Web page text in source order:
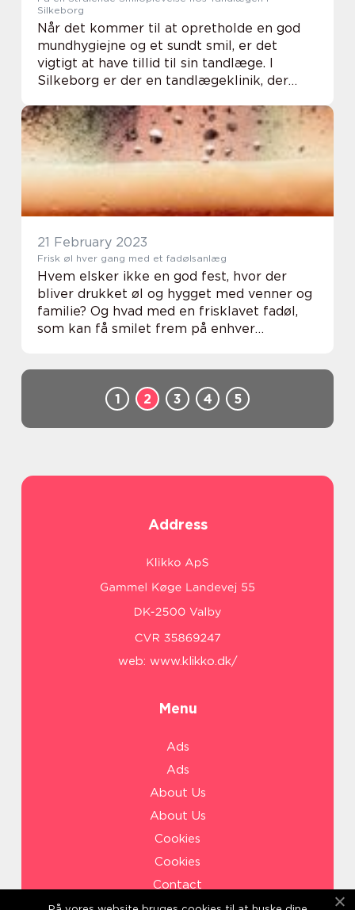
Silkeborg
Når det kommer til at opretholde en god
mundhygiejne og et sundt smil, er det
vigtigt at have tillid til sin tandlæge. I
Silkeborg er der en tandlægeklinik, der
professionel oplevelse for deres p...
21 February 2023
Frisk øl hver gang med et fadølsanlæg
Hvem elsker ikke en god fest, hvor der
bliver drukket øl og hygget med venner og
familie? Og hvad med en frisklavet fadøl,
som kan få smilet frem på enhver
1
2 3 4 5
Address
web: www.klikko.dk/
Menu
Ads
Ads
About Us
About Us
Cookies
Cookies
Contact